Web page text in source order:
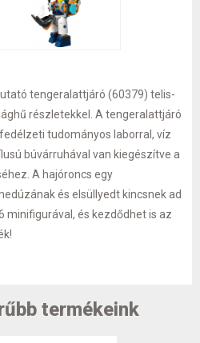
tengeralattjáró (60379) telis-
részletekkel. A tengeralattjáró
tudományos laborral, víz
búvárruhával van kiegészítve a
A hajóroncs egy
és elsüllyedt kincsnek ad
minifigurával, és kezdődhet is az
termékeink